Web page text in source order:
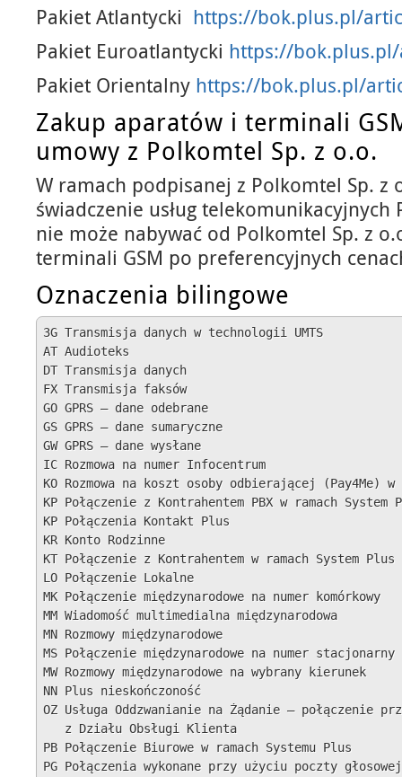
Pakiet Atlantycki https://bok.plus.pl/
Pakiet Euroatlantycki https://
Pakiet Orientalny https://bok.plus.pl/
Zakup aparatów i terminali
umowy z Polkomtel Sp. z o.o.
W ramach podpisanej z Polkomtel Sp. z
świadczenie usług telekomunikacyjnych
nie może nabywać od Polkomtel Sp. z
terminali GSM po preferencyjnych
Oznaczenia bilingowe
3G Transmisja danych w technologii UMTS
AT Audioteks
DT Transmisja danych
FX Transmisja faksów
GO GPRS — dane odebrane
GS GPRS — dane sumaryczne
GW GPRS — dane wysłane
IC Rozmowa na numer Infocentrum
KO Rozmowa na koszt osoby odbierającej (Pay4Me)
KP Połączenie z Kontrahentem PBX w ramach System
KP Połączenia Kontakt Plus
KR Konto Rodzinne
KT Połączenie z Kontrahentem w ramach System Plus
LO Połączenie Lokalne
MK Połączenie międzynarodowe na numer komórkowy
MM Wiadomość multimedialna międzynarodowa
MN Rozmowy międzynarodowe
MS Połączenie międzynarodowe na numer stacjonarny
MW Rozmowy międzynarodowe na wybrany kierunek
NN Plus nieskończoność
OZ Usługa Oddzwanianie na Żądanie — połączenie
z Działu Obsługi Klienta
PB Połączenie Biurowe w ramach Systemu Plus
PG Połączenia wykonane przy użyciu poczty